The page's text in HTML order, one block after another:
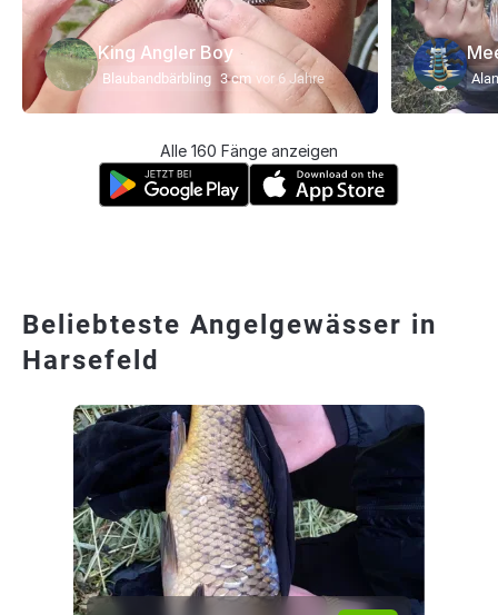
King Angler Boy
Blaubandbärbling 3 cm vor 6 Jahre
Alle 160 Fänge anzeigen
Beliebteste Angelgewässer in
Harsefeld